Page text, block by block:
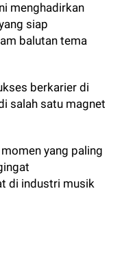
menghadirkan
siap
balutan tema
berkarier di
salah satu magnet
yang paling
di industri musik